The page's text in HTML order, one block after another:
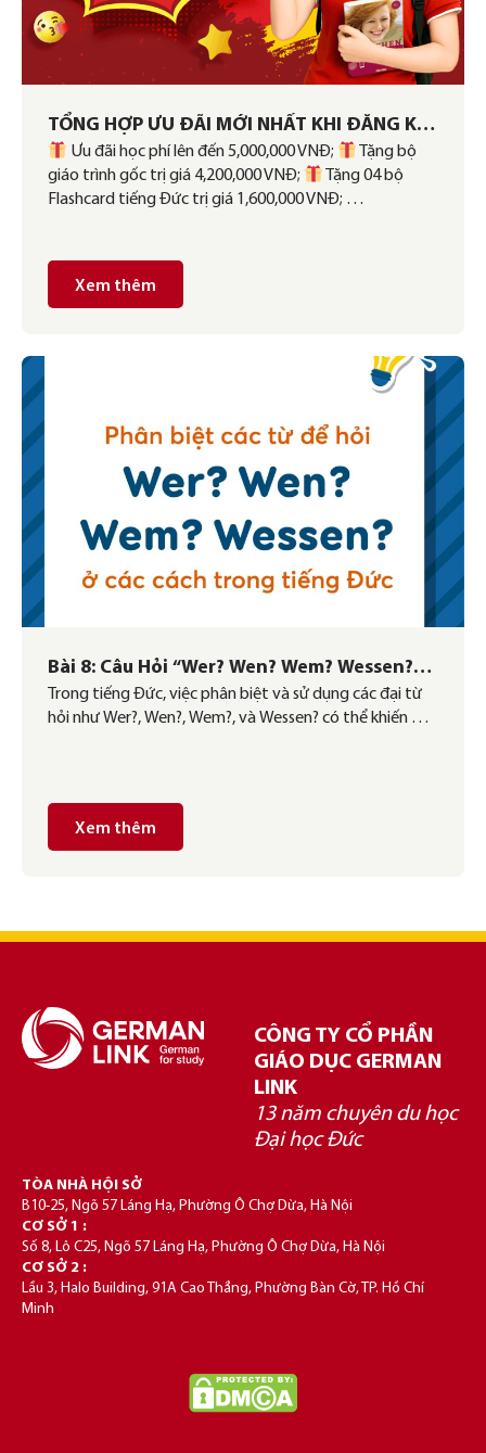
TỔNG HỢP ƯU ĐÃI MỚI NHẤT KHI ĐĂNG KÝ
KHÓA HỌC TẠI GERMAN LINK
Ưu đãi học phí lên đến 5,000,000 VNĐ;
Tặng bộ
giáo trình gốc trị giá 4,200,000 VNĐ;
Tặng 04 bộ
Flashcard tiếng Đức trị giá 1,600,000 VNĐ; …
Xem thêm
Bài 8: Câu Hỏi “Wer? Wen? Wem? Wessen?”
Trong Tiếng Đức
Trong tiếng Đức, việc phân biệt và sử dụng các đại từ
hỏi như Wer?, Wen?, Wem?, và Wessen? có thể khiến bạn
Xem thêm
CÔNG TY CỔ PHẦN
GIÁO DỤC GERMAN
LINK
13 năm chuyên du học
Đại học Đức
TÒA NHÀ HỘI SỞ
B10-25, Ngõ 57 Láng Hạ, Phường Ô Chợ Dừa, Hà Nội
CƠ SỞ 1 :
Số 8, Lô C25, Ngõ 57 Láng Hạ, Phường Ô Chợ Dừa, Hà Nội
CƠ SỞ 2 :
Lầu 3, Halo Building, 91A Cao Thắng, Phường Bàn Cờ, TP. Hồ Chí
Minh